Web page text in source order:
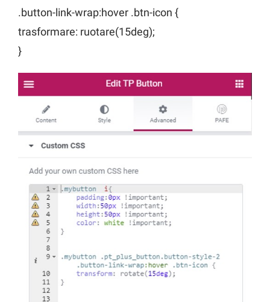
.button-link-wrap:hover .btn-icon {
trasformare: ruotare(15deg);
}